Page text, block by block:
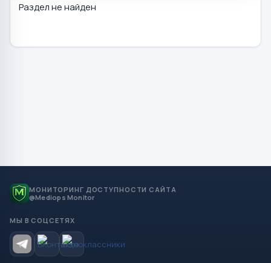
Раздел не найден
МОНИТОРИНГ ДОСТУПНОСТИ САЙТА
@Mediops Monitor
МЫ В СОЦСЕТЯХ